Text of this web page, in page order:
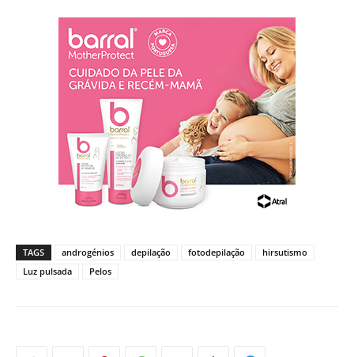
TAGS androgénios depilação fotodepilação
hirsutismo
Luz pulsada
Pelos